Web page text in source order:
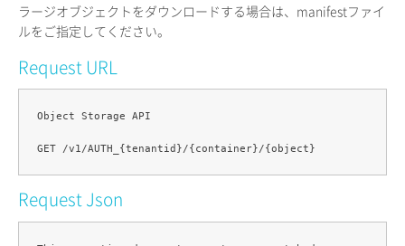
ログイン
ラージオブジェクトをダウンロードする場合は、manifestファイ
ルをご指定してください。
Request URL
Object Storage API
Request Json